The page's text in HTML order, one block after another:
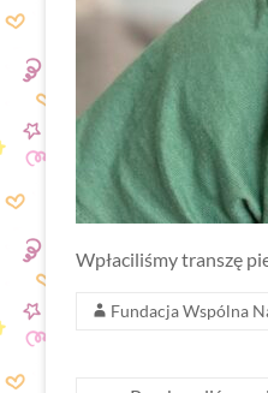
Wpłaciliśmy transzę
Fundacja Wspólna